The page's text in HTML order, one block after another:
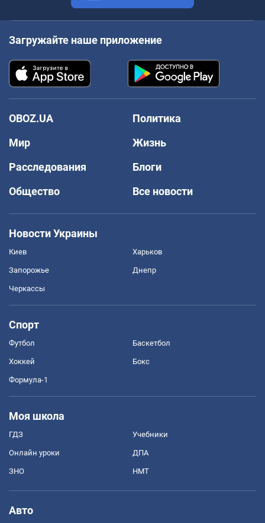
Загружайте наше приложение
OBOZ.UA
Политика
Мир
Жизнь
Расследования
Блоги
Общество
Все новости
Новости Украины
Киев Харьков
Запорожье Днепр
Черкассы
Спорт
Футбол Баскетбол
Хоккей Бокс
Формула-1
Моя школа
ГДЗ Учебники
Онлайн уроки ДПА
ЗНО НМТ
Авто